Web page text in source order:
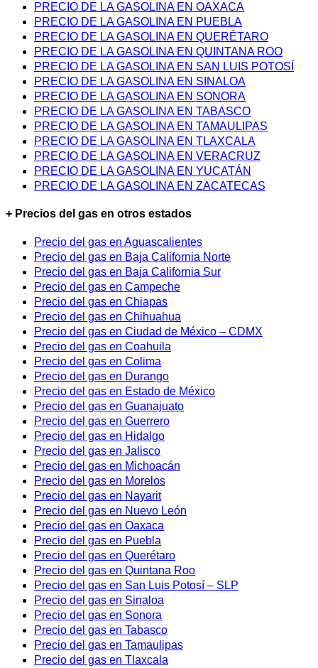
PRECIO DE LA GASOLINA EN OAXACA
PRECIO DE LA GASOLINA EN PUEBLA
PRECIO DE LA GASOLINA EN QUERÉTARO
PRECIO DE LA GASOLINA EN QUINTANA ROO
PRECIO DE LA GASOLINA EN SAN LUIS POTOSÍ
PRECIO DE LA GASOLINA EN SINALOA
PRECIO DE LA GASOLINA EN SONORA
PRECIO DE LA GASOLINA EN TABASCO
PRECIO DE LA GASOLINA EN TAMAULIPAS
PRECIO DE LA GASOLINA EN TLAXCALA
PRECIO DE LA GASOLINA EN VERACRUZ
PRECIO DE LA GASOLINA EN YUCATÁN
PRECIO DE LA GASOLINA EN ZACATECAS
+ Precios del gas en otros estados
Precio del gas en Aguascalientes
Precio del gas en Baja California Norte
Precio del gas en Baja California Sur
Precio del gas en Campeche
Precio del gas en Chiapas
Precio del gas en Chihuahua
Precio del gas en Ciudad de México – CDMX
Precio del gas en Coahuila
Precio del gas en Colima
Precio del gas en Durango
Precio del gas en Estado de México
Precio del gas en Guanajuato
Precio del gas en Guerrero
Precio del gas en Hidalgo
Precio del gas en Jalisco
Precio del gas en Michoacán
Precio del gas en Morelos
Precio del gas en Nayarit
Precio del gas en Nuevo León
Precio del gas en Oaxaca
Precio del gas en Puebla
Precio del gas en Querétaro
Precio del gas en Quintana Roo
Precio del gas en San Luis Potosí – SLP
Precio del gas en Sinaloa
Precio del gas en Sonora
Precio del gas en Tabasco
Precio del gas en Tamaulipas
Precio del gas en Tlaxcala